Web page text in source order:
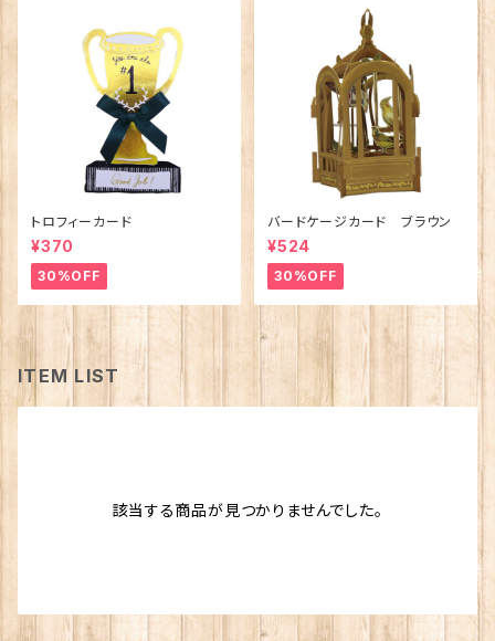
トロフィーカード
¥370
30%OFF
バードケージカード ブラウン
¥524
30%OFF
ITEM LIST
該当する商品が見つかりませんでした。